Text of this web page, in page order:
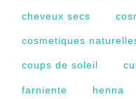
cheveux secs
cosmetiques
coups de soleil
farniente henna